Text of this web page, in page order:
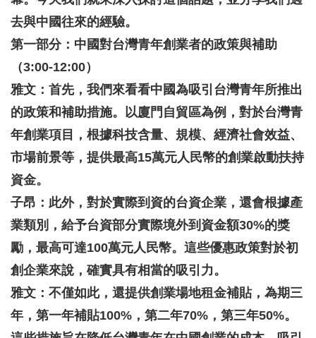
去與中國往來的經驗。
第一部分：中國對台灣青年創業者的政策與補助
（3:00-12:00）
雅文：首先，我們來看看中國為吸引台灣青年所推出
的政策和補助措施。以廈門自貿區為例，對於台灣青
年創業項目，根據科技含量、規模、經濟社會效益、
市場前景等，提供最高15萬元人民幣的創業啟動扶持
資金。
子昂：此外，對於實際到資的台資企業，還會根據產
業類別，給予台資部分實際境外到資金額30%的獎
勵，最高可達100萬元人民幣。這些優惠政策對於初
創企業來說，確實具有相當的吸引力。
雅文：不僅如此，還提供創業場地租金補貼，為期三
年，第一年補貼100%，第二年70%，第三年50%。